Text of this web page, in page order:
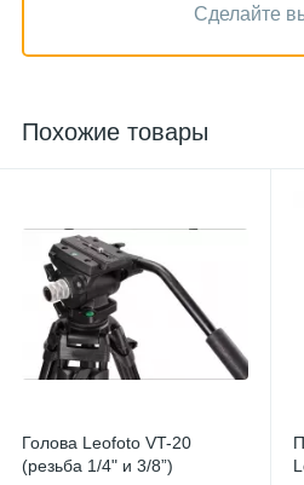
Сделайте
Похожие товары
Голова Leofoto VT-20
(резьба 1/4" и 3/8”)